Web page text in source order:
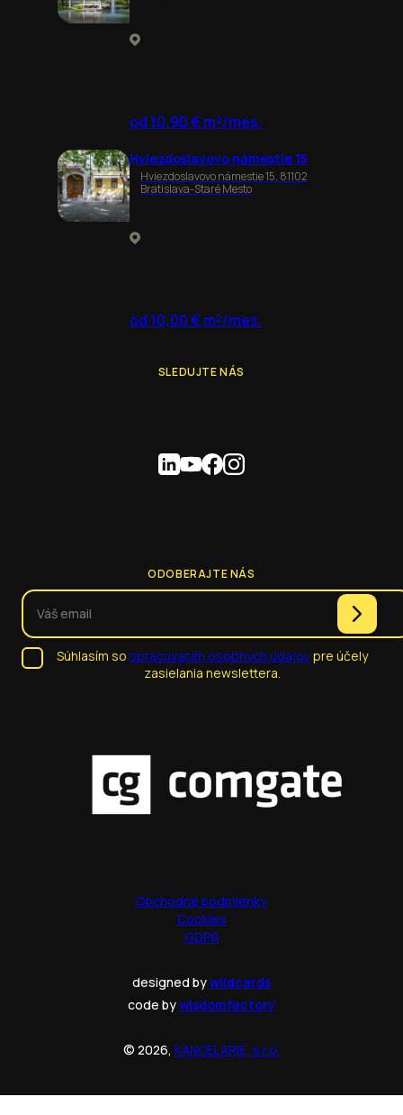
od 10,90 € m²/mes.
Hviezdoslavovo námestie 15
Hviezdoslavovo námestie 15, 81102
Bratislava-Staré Mesto
od 10,00 € m²/mes.
SLEDUJTE NÁS
ODOBERAJTE NÁS
Súhlasím so spracúvaním osobných údajovpre účely
zasielania newslettera.
Obchodné podmienky
Cookies
GDPR
designed bywildcards
code bywisdomfactory
© 2026, KANCELARIE, s.r.o.